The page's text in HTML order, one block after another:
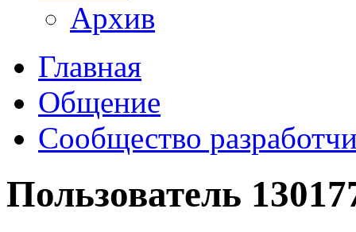
Архив
Главная
Общение
Сообщество
Пользователь